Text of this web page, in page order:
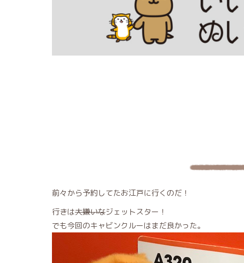
前々から予約してたお江戸に行くのだ！
行きは大嫌いなジェットスター！
でも今回のキャビンクルーはまだ良かった。